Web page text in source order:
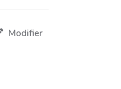
Modifier